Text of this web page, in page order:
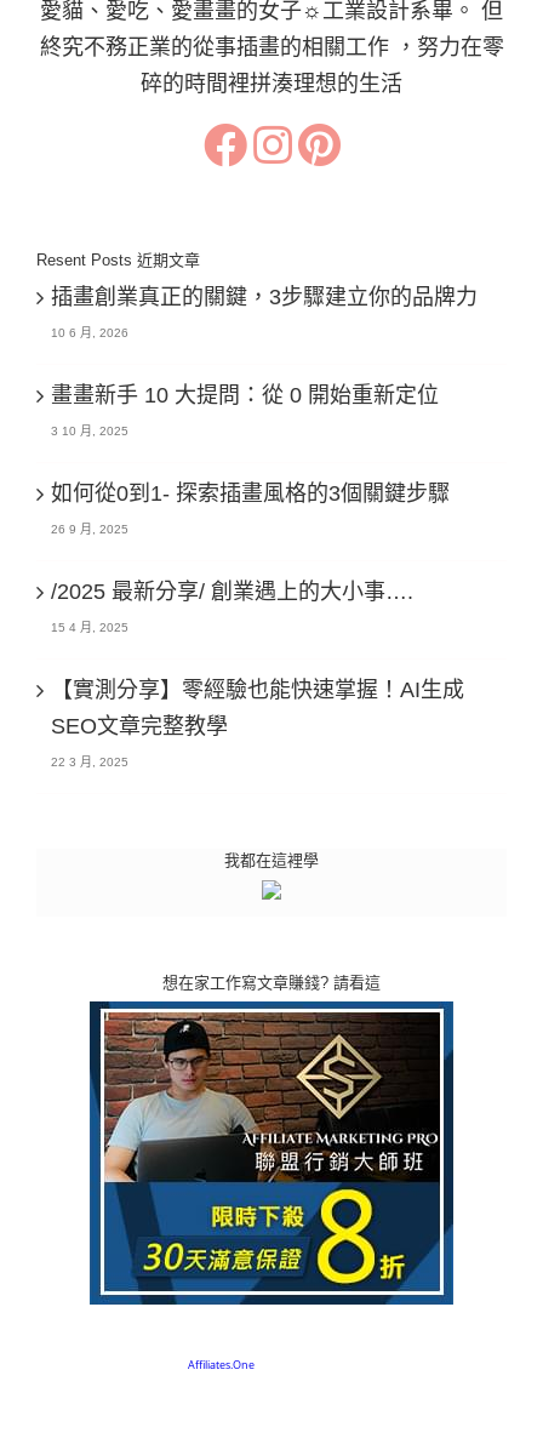
愛貓、愛吃、愛畫畫的女子☼工業設計系畢。 但
終究不務正業的從事插畫的相關工作 ，努力在零
碎的時間裡拼湊理想的生活
Resent Posts 近期文章
插畫創業真正的關鍵，3步驟建立你的品牌力
10 6 月, 2026
畫畫新手 10 大提問：從 0 開始重新定位
3 10 月, 2025
如何從0到1- 探索插畫風格的3個關鍵步驟
26 9 月, 2025
/2025 最新分享/ 創業遇上的大小事….
15 4 月, 2025
【實測分享】零經驗也能快速掌握！AI生成
SEO文章完整教學
22 3 月, 2025
我都在這裡學
想在家工作寫文章賺錢? 請看這